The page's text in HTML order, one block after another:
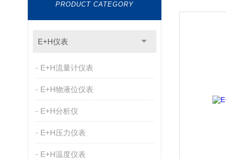
PRODUCT CATEGORY
E+H仪表
E+H流量计仪表
E+H物液位仪表
E+H分析仪
E+H压力仪表
E+H温度仪表